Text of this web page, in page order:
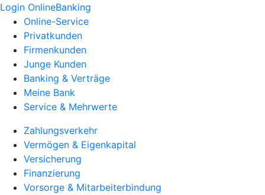
Login OnlineBanking
Online-Service
Privatkunden
Firmenkunden
Junge Kunden
Banking & Verträge
Meine Bank
Service & Mehrwerte
Zahlungsverkehr
Vermögen & Eigenkapital
Versicherung
Finanzierung
Vorsorge & Mitarbeiterbindung